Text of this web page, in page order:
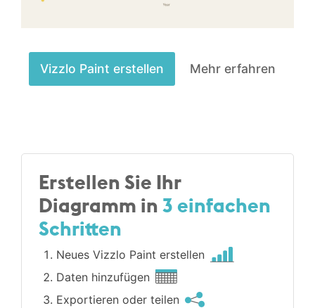
Vizzlo Paint erstellen Mehr erfahren
Erstellen Sie Ihr
Diagramm in3 einfachen
Schritten
Neues Vizzlo Paint erstellen
Daten hinzufügen
Exportieren oder teilen